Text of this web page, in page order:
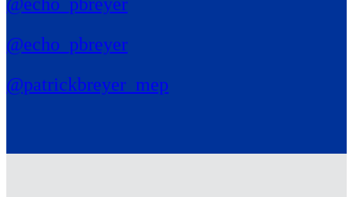
@echo_pbreyer
@patrickbreyer_mep